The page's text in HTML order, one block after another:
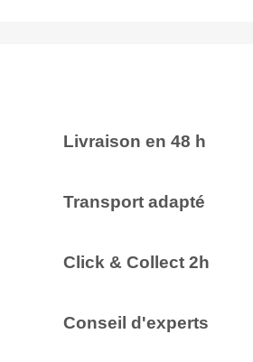
Livraison en 48 h
Transport adapté
Click & Collect 2h
Conseil d'experts